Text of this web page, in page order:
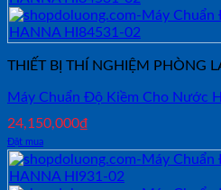
THIẾT BỊ THÍ NGHIỆM PHÒNG
Máy Chuẩn Độ Kiềm Cho Nước
24,150,000₫
Đặt mua